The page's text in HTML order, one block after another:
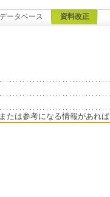
ータベース 資料改正
たは参考になる情報があれ